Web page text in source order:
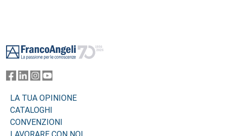
LA TUA OPINIONE
CATALOGHI
CONVENZIONI